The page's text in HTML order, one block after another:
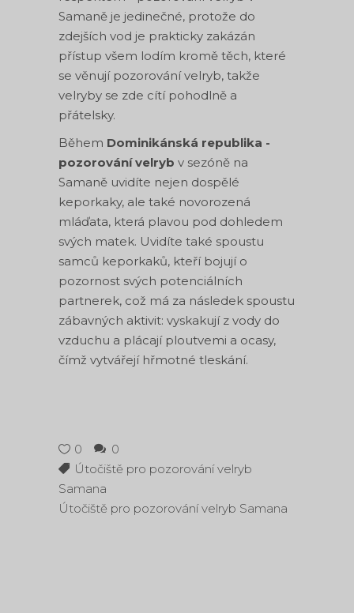
Samaně je jedinečné, protože do
zdejších vod je prakticky zakázán
přístup všem lodím kromě těch, které
se věnují pozorování velryb, takže
velryby se zde cítí pohodlně a
přátelsky.
Během Dominikánská republika -
pozorování velryb v sezóně na
Samaně uvidíte nejen dospělé
keporkaky, ale také novorozená
mláďata, která plavou pod dohledem
svých matek. Uvidíte také spoustu
samců keporkaků, kteří bojují o
pozornost svých potenciálních
partnerek, což má za následek spoustu
zábavných aktivit: vyskakují z vody do
vzduchu a plácají ploutvemi a ocasy,
čímž vytvářejí hřmotné tleskání.
0
0
Útočiště pro pozorování velryb
Samana
Útočiště pro pozorování velryb Samana